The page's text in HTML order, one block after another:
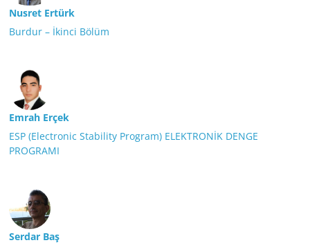
Nusret Ertürk
Burdur – İkinci Bölüm
Emrah Erçek
ESP (Electronic Stability Program) ELEKTRONİK DENGE
PROGRAMI
Serdar Baş